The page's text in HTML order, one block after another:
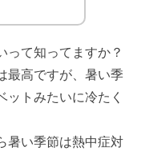
って知ってますか？
最高ですが、暑い季
ットみたいに冷たく
暑い季節は熱中症対